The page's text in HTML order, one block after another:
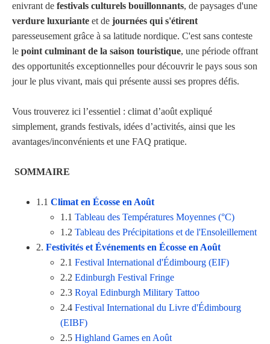
enivrant de festivals culturels bouillonnants, de paysages d'une
verdure luxuriante et de journées qui s'étirent
paresseusement grâce à sa latitude nordique. C'est sans conteste
le point culminant de la saison touristique, une période offrant
des opportunités exceptionnelles pour découvrir le pays sous son
jour le plus vivant, mais qui présente aussi ses propres défis.
Vous trouverez ici l’essentiel : climat d’août expliqué
simplement, grands festivals, idées d’activités, ainsi que les
avantages/inconvénients et une FAQ pratique.
SOMMAIRE
1.1 Climat en Écosse en Août
1.1 Tableau des Températures Moyennes (°C)
1.2 Tableau des Précipitations et de l'Ensoleillement
2. Festivités et Événements en Écosse en Août
2.1 Festival International d'Édimbourg (EIF)
2.2 Edinburgh Festival Fringe
2.3 Royal Edinburgh Military Tattoo
2.4 Festival International du Livre d'Édimbourg
(EIBF)
2.5 Highland Games en Août